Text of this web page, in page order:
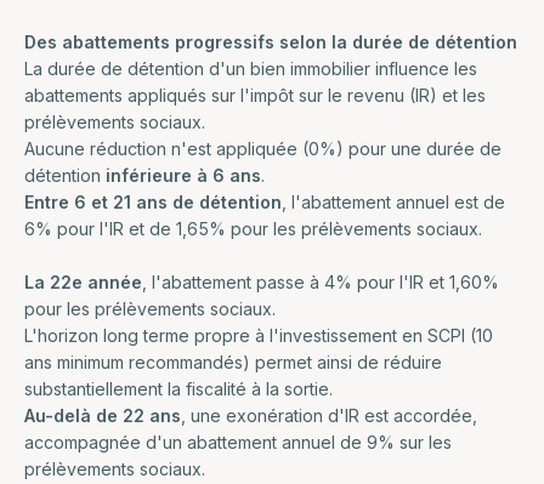
Des abattements progressifs selon la durée de détention
La durée de détention d'un bien immobilier influence les
abattements appliqués sur l'impôt sur le revenu (IR) et les
prélèvements sociaux.
Aucune réduction n'est appliquée (0%) pour une durée de
détention inférieure à 6 ans.
Entre 6 et 21 ans de détention , l'abattement annuel est de
6% pour l'IR et de 1,65% pour les prélèvements sociaux.
La 22e année , l'abattement passe à 4% pour l'IR et 1,60%
pour les prélèvements sociaux.
L'horizon long terme propre à l'investissement en SCPI (10
ans minimum recommandés) permet ainsi de réduire
substantiellement la fiscalité à la sortie.
Au-delà de 22 ans , une exonération d'IR est accordée,
accompagnée d'un abattement annuel de 9% sur les
prélèvements sociaux.